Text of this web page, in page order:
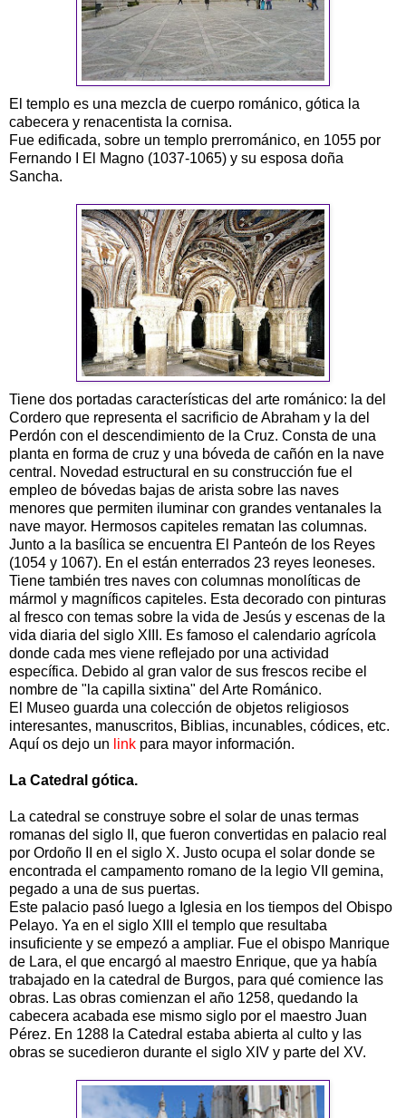
El templo es una mezcla de cuerpo románico, gótica la
cabecera y renacentista la cornisa.
Fue edificada, sobre un templo prerrománico, en 1055 por
Fernando I El Magno (1037-1065) y su esposa doña
Sancha.
Tiene dos portadas características del arte románico: la del
Cordero que representa el sacrificio de Abraham y la del
Perdón con el descendimiento de la Cruz. Consta de una
planta en forma de cruz y una bóveda de cañón en la nave
central. Novedad estructural en su construcción fue el
empleo de bóvedas bajas de arista sobre las naves
menores que permiten iluminar con grandes ventanales la
nave mayor. Hermosos capiteles rematan las columnas.
Junto a la basílica se encuentra El Panteón de los Reyes
(1054 y 1067). En el están enterrados 23 reyes leoneses.
Tiene también tres naves con columnas monolíticas de
mármol y magníficos capiteles. Esta decorado con pinturas
al fresco con temas sobre la vida de Jesús y escenas de la
vida diaria del siglo XIII. Es famoso el calendario agrícola
donde cada mes viene reflejado por una actividad
específica. Debido al gran valor de sus frescos recibe el
nombre de "la capilla sixtina" del Arte Románico.
El Museo guarda una colección de objetos religiosos
interesantes, manuscritos, Biblias, incunables, códices, etc.
Aquí os dejo un link para mayor información.
La Catedral gótica.
La catedral se construye sobre el solar de unas termas
romanas del siglo II, que fueron convertidas en palacio real
por Ordoño II en el siglo X. Justo ocupa el solar donde se
encontrada el campamento romano de la legio VII gemina,
pegado a una de sus puertas.
Este palacio pasó luego a Iglesia en los tiempos del Obispo
Pelayo. Ya en el siglo XIII el templo que resultaba
insuficiente y se empezó a ampliar. Fue el obispo Manrique
de Lara, el que encargó al maestro Enrique, que ya había
trabajado en la catedral de Burgos, para qué comience las
obras. Las obras comienzan el año 1258, quedando la
cabecera acabada ese mismo siglo por el maestro Juan
Pérez. En 1288 la Catedral estaba abierta al culto y las
obras se sucedieron durante el siglo XIV y parte del XV.